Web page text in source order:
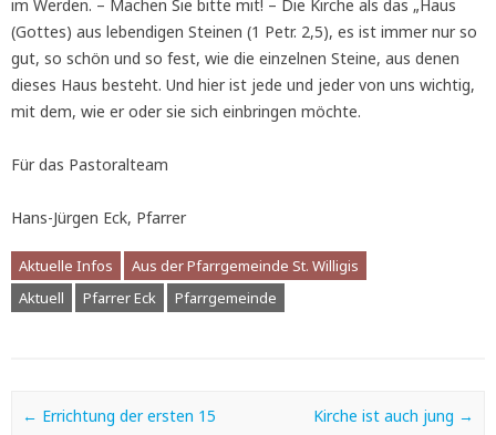
im Werden. – Machen Sie bitte mit! – Die Kirche als das „Haus
(Gottes) aus lebendigen Steinen (1 Petr. 2,5), es ist immer nur so
gut, so schön und so fest, wie die einzelnen Steine, aus denen
dieses Haus besteht. Und hier ist jede und jeder von uns wichtig,
mit dem, wie er oder sie sich einbringen möchte.
Für das Pastoralteam
Hans-Jürgen Eck, Pfarrer
Aktuelle Infos
Aus der Pfarrgemeinde St. Willigis
Aktuell
Pfarrer Eck Pfarrgemeinde
Post navigation
← Errichtung der ersten 15
Kirche ist auch jung →